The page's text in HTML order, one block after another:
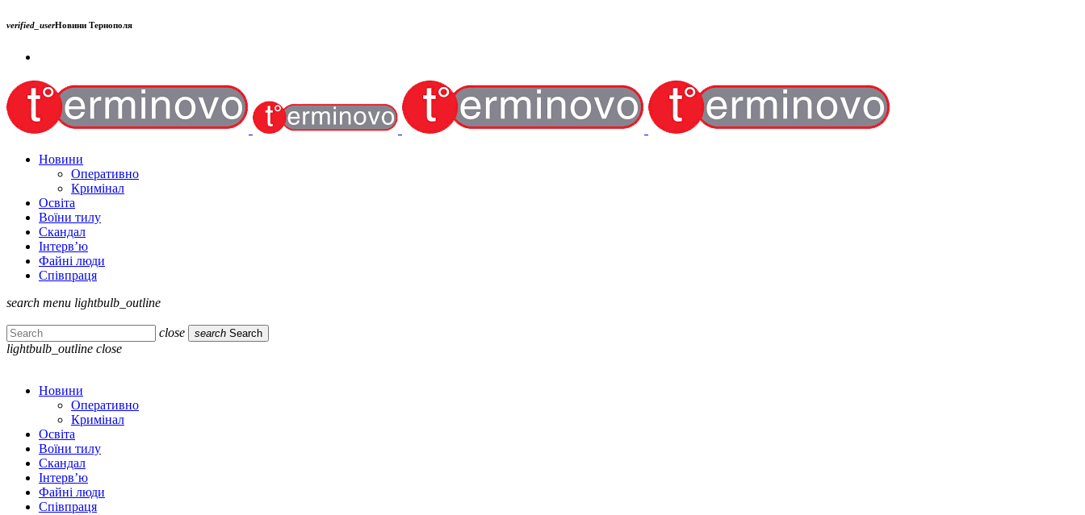
verified_userНовини Тернополя
Новини
Оперативно
Кримінал
Освіта
Воїни тилу
Скандал
Інтерв’ю
Файні люди
Співпраця
search menu lightbulb_outline
close search Search
lightbulb_outline close
Новини
Оперативно
Кримінал
Освіта
Воїни тилу
Скандал
Інтерв’ю
Файні люди
Співпраця